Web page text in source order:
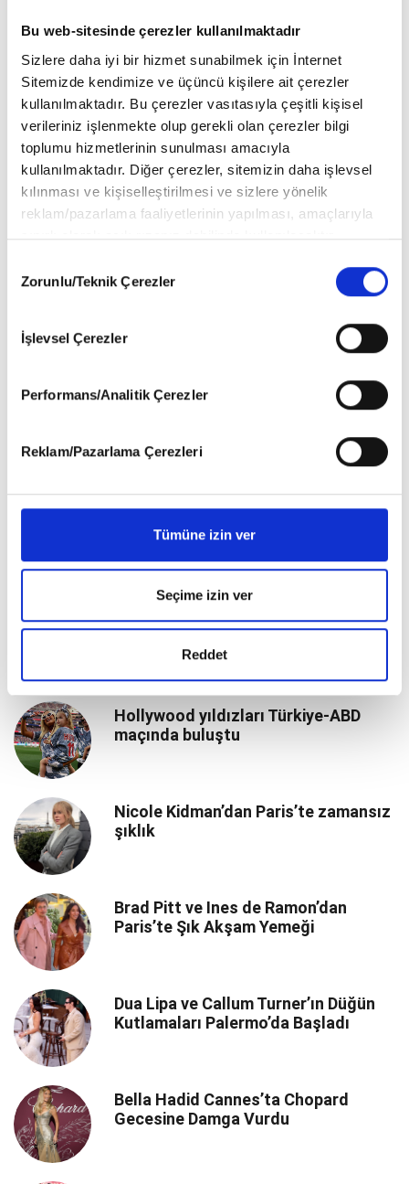
Bu web-sitesinde çerezler kullanılmaktadır
Sizlere daha iyi bir hizmet sunabilmek için İnternet
Sitemizde kendimize ve üçüncü kişilere ait çerezler
kullanılmaktadır. Bu çerezler vasıtasıyla çeşitli kişisel
verileriniz işlenmekte olup gerekli olan çerezler bilgi
toplumu hizmetlerinin sunulması amacıyla
kullanılmaktadır. Diğer çerezler, sitemizin daha işlevsel
kılınması ve kişiselleştirilmesi ve sizlere yönelik
reklam/pazarlama faaliyetlerinin yapılması, amaçlarıyla
sınırlı olarak açık rızanız dahilinde kullanılacaktır.
vasıtasıyla belirleyebilirsiniz. Çerezlere ilişkin detaylı bilgi
Çerez Bilgilendirme
6698 sayılı Kişisel Verilerin Korunması Kanunu uyarınca
okumak ve sitemizi ziyaretiniz kapsamında
gerçekleştirilen veri işleme faaliyetleri ile ilgili daha
Selection
Zorunlu/Teknik Çerezler
İşlevsel Çerezler
Performans/Analitik Çerezler
Reklam/Pazarlama Çerezleri
Tümüne izin ver
Seçime izin ver
Reddet
HOLLYWOOD
Hollywood'un En Güçlü Çiftleri
Dua Lipa ve Callum Turner’dan evlilik
Zendaya, Londra Prömiyerinde Beyaz
Tasarımıyla Göz Kamaştırdı
bir araya geldi
Anne Hathaway’den hamilelik stiline
Hollywood yıldızları Türkiye-ABD
maçında buluştu
Nicole Kidman’dan Paris’te zamansız
şıklık
Brad Pitt ve Ines de Ramon’dan
Paris’te Şık Akşam Yemeği
Dua Lipa ve Callum Turner’ın Düğün
Kutlamaları Palermo’da Başladı
Bella Hadid Cannes’ta Chopard
Gecesine Damga Vurdu